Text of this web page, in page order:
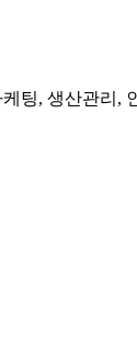
팅, 생산관리,